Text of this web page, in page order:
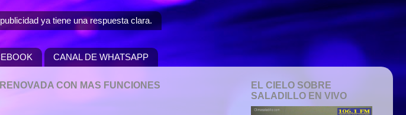
ya tiene una respuesta clara.
CANAL DE WHATSAPP
CON MAS FUNCIONES
EL CIELO SOBRE
SALADILLO EN VIVO